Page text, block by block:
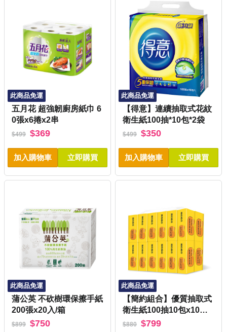
此商品免運
五月花 超強韌廚房紙巾 6
0張x6捲x2串
$499 $369
加入購物車 立即購買
此商品免運
【得意】連續抽取式花紋
衛生紙100抽*10包*2袋
$499 $350
加入購物車 立即購買
此商品免運
蒲公英 不砍樹環保擦手紙
200張x20入/箱
$899 $750
此商品免運
【簡約組合】優質抽取式
衛生紙100抽10包x10串/
箱
$880 $799